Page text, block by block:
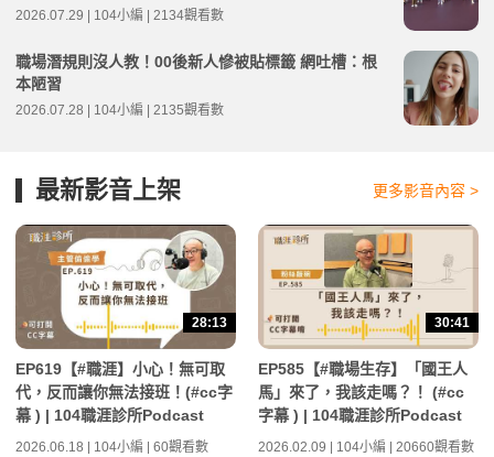
2026.07.29 | 104小編 | 2134觀看數
職場潛規則沒人教！00後新人慘被貼標籤 網吐槽：根
本陋習
2026.07.28 | 104小編 | 2135觀看數
最新影音上架 更多影音內容 >
28:13
EP619【#職涯】小心！無可取
代，反而讓你無法接班！(#cc字
幕 ) | 104職涯診所Podcast
2026.06.18 | 104小編 | 60觀看數
30:41
EP585【#職場生存】「國王人
馬」來了，我該走嗎？！ (#cc
字幕 ) | 104職涯診所Podcast
2026.02.09 | 104小編 | 20660觀看數